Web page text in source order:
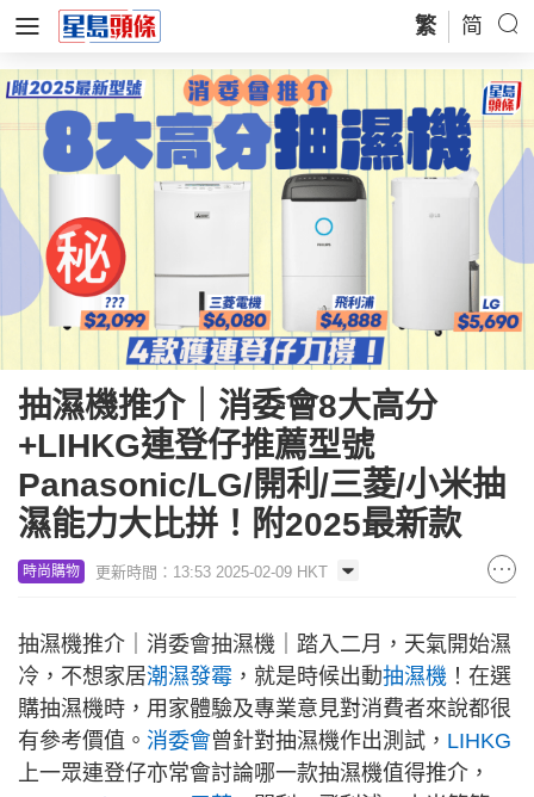
繁 简
抽濕機推介｜消委會8大高分
+LIHKG連登仔推薦型號
Panasonic/LG/開利/三菱/小米抽
濕能力大比拼！附2025最新款
時尚購物 更新時間：13:53 2025-02-09 HKT
抽濕機推介｜消委會抽濕機｜踏入二月，天氣開始濕
冷，不想家居潮濕發霉 ，就是時候出動抽濕機 ！在選
購抽濕機時，用家體驗及專業意見對消費者來說都很
有參考價值。 消委會曾針對抽濕機作出測試， LIHKG
上一眾連登仔亦常會討論哪一款抽濕機值得推介，